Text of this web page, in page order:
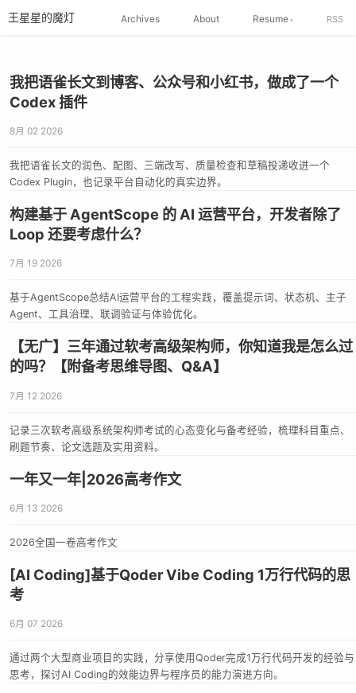
王星星的魔灯 Archives About Resume RSS
我把语雀长文到博客、公众号和小红书，做成了一个
Codex 插件
8月 02 2026
我把语雀长文的润色、配图、三端改写、质量检查和草稿投递收进一个
Codex Plugin，也记录平台自动化的真实边界。
构建基于 AgentScope 的 AI 运营平台，开发者除了
Loop 还要考虑什么？
7月 19 2026
基于AgentScope总结AI运营平台的工程实践，覆盖提示词、状态机、主子
Agent、工具治理、联调验证与体验优化。
【无广】三年通过软考高级架构师，你知道我是怎么过
的吗？【附备考思维导图、Q&A】
7月 12 2026
记录三次软考高级系统架构师考试的心态变化与备考经验，梳理科目重点、
刷题节奏、论文选题及实用资料。
一年又一年|2026高考作文
6月 13 2026
2026全国一卷高考作文
[AI Coding]基于Qoder Vibe Coding 1万行代码的思
考
6月 07 2026
通过两个大型商业项目的实践，分享使用Qoder完成1万行代码开发的经验与
思考，探讨AI Coding的效能边界与程序员的能力演进方向。